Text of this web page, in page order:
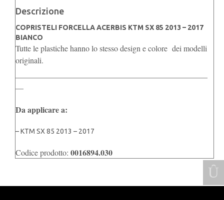
Descrizione
COPRISTELI FORCELLA ACERBIS KTM SX 85 2013 – 2017
BIANCO
Tutte le plastiche hanno lo stesso design e colore dei modelli
originali.
————————————————————————
—
Da applicare a:
– KTM SX 85 2013 – 2017
Codice prodotto: 0016894.030